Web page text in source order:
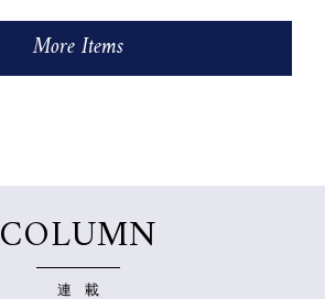
More Items
COLUMN
連 載